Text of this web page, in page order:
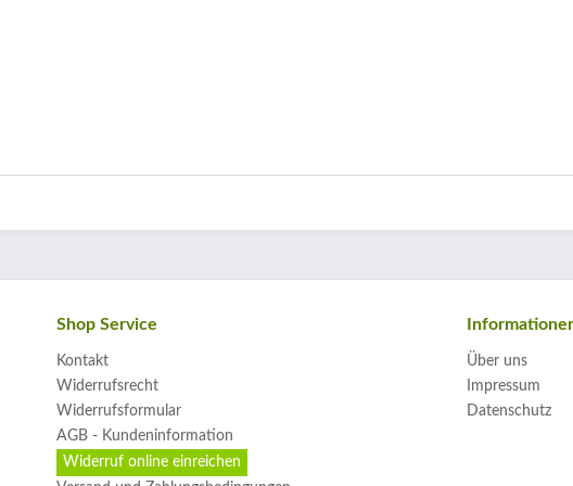
Shop Service
Kontakt
Widerrufsrecht
Widerrufsformular
AGB - Kundeninformation
Widerruf online einreichen
Über uns
Impressum
Datenschutz